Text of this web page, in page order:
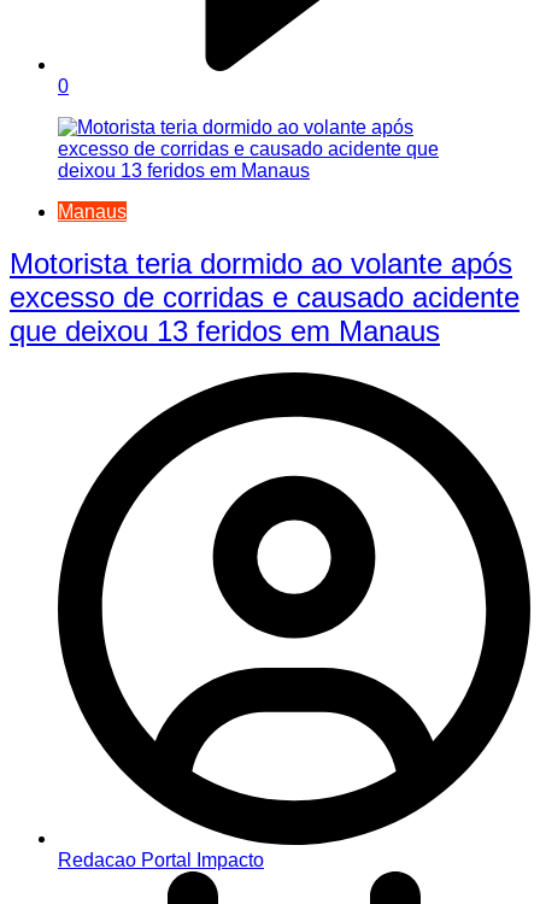
0
Manaus
Motorista teria dormido ao volante após
excesso de corridas e causado acidente
que deixou 13 feridos em Manaus
Redacao Portal Impacto